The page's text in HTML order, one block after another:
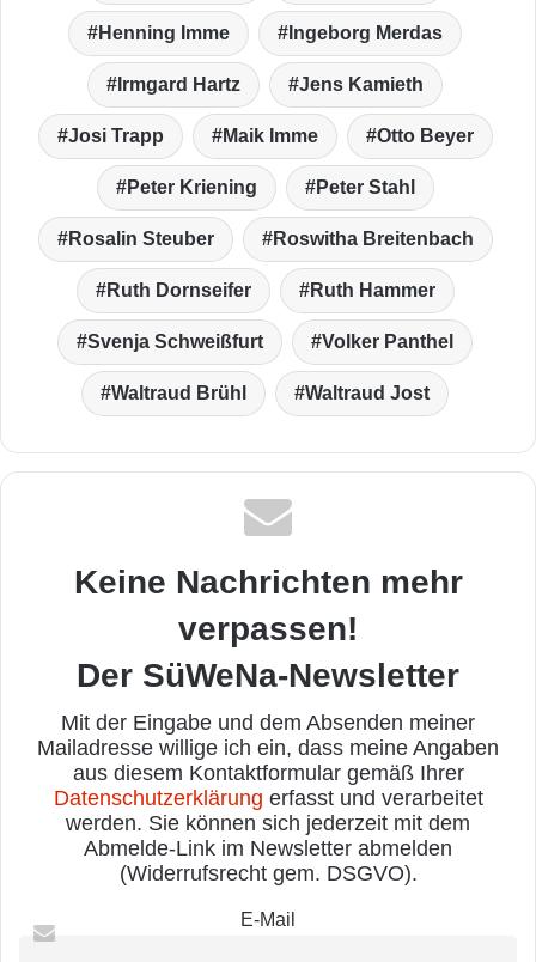
Henning Imme Ingeborg Merdas
Irmgard Hartz Jens Kamieth
Josi Trapp Maik Imme Otto Beyer
Peter Kriening Peter Stahl
Rosalin Steuber Roswitha Breitenbach
Ruth Dornseifer Ruth Hammer
Svenja Schweißfurt Volker Panthel
Waltraud Brühl Waltraud Jost
Keine Nachrichten mehr
verpassen!
Der SüWeNa-Newsletter
Mit der Eingabe und dem Absenden meiner
Mailadresse willige ich ein, dass meine Angaben
aus diesem Kontaktformular gemäß Ihrer
Datenschutzerklärung erfasst und verarbeitet
werden. Sie können sich jederzeit mit dem
Abmelde-Link im Newsletter abmelden
(Widerrufsrecht gem. DSGVO).
E-Mail